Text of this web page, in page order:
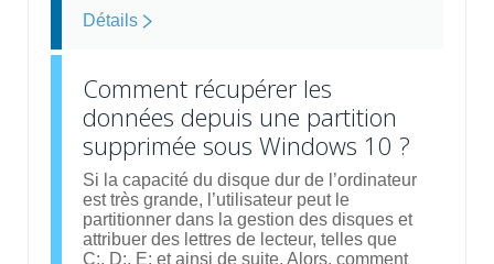
Détails
Comment récupérer les
données depuis une partition
supprimée sous Windows 10 ?
Si la capacité du disque dur de l’ordinateur
est très grande, l’utilisateur peut le
partitionner dans la gestion des disques et
attribuer des lettres de lecteur, telles que
C:, D:, E: et ainsi de suite. Alors, comment